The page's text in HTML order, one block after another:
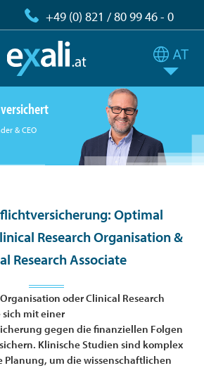
+49 (0) 821 / 80 99 46 - 0
& CEO
Optimal
Research Organisation &
Research Associate
oder Clinical Research
sich mit einer
gegen die finanziellen Folgen
Klinische Studien sind komplex
Planung, um die wissenschaftlichen